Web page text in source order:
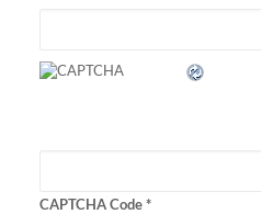
CAPTCHA Code*